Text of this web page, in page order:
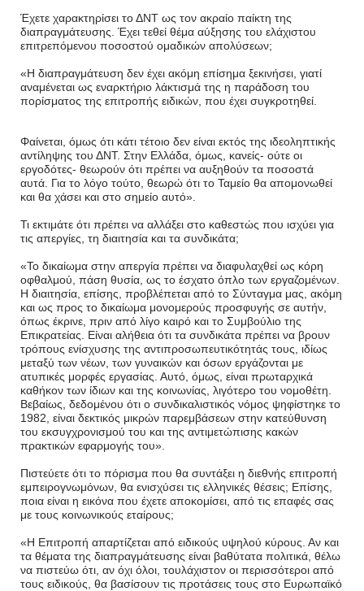
Έχετε χαρακτηρίσει το ΔΝΤ ως τον ακραίο παίκτη της
διαπραγμάτευσης. Έχει τεθεί θέμα αύξησης του ελάχιστου
επιτρεπόμενου ποσοστού ομαδικών απολύσεων;
«Η διαπραγμάτευση δεν έχει ακόμη επίσημα ξεκινήσει, γιατί
αναμένεται ως εναρκτήριο λάκτισμά της η παράδοση του
πορίσματος της επιτροπής ειδικών, που έχει συγκροτηθεί.
Φαίνεται, όμως ότι κάτι τέτοιο δεν είναι εκτός της ιδεοληπτικής
αντίληψης του ΔΝΤ. Στην Ελλάδα, όμως, κανείς- ούτε οι
εργοδότες- θεωρούν ότι πρέπει να αυξηθούν τα ποσοστά
αυτά. Για το λόγο τούτο, θεωρώ ότι το Ταμείο θα απομονωθεί
και θα χάσει και στο σημείο αυτό».
Τι εκτιμάτε ότι πρέπει να αλλάξει στο καθεστώς που ισχύει για
τις απεργίες, τη διαιτησία και τα συνδικάτα;
«Το δικαίωμα στην απεργία πρέπει να διαφυλαχθεί ως κόρη
οφθαλμού, πάση θυσία, ως το έσχατο όπλο των εργαζομένων.
Η διαιτησία, επίσης, προβλέπεται από το Σύνταγμα μας, ακόμη
και ως προς το δικαίωμα μονομερούς προσφυγής σε αυτήν,
όπως έκρινε, πριν από λίγο καιρό και το Συμβούλιο της
Επικρατείας. Είναι αλήθεια ότι τα συνδικάτα πρέπει να βρουν
τρόπους ενίσχυσης της αντιπροσωπευτικότητάς τους, ιδίως
μεταξύ των νέων, των γυναικών και όσων εργάζονται με
ατυπικές μορφές εργασίας. Αυτό, όμως, είναι πρωταρχικά
καθήκον των ίδιων και της κοινωνίας, λιγότερο του νομοθέτη.
Βεβαίως, δεδομένου ότι ο συνδικαλιστικός νόμος ψηφίστηκε το
1982, είναι δεκτικός μικρών παρεμβάσεων στην κατεύθυνση
του εκσυγχρονισμού του και της αντιμετώπισης κακών
πρακτικών εφαρμογής του».
Πιστεύετε ότι το πόρισμα που θα συντάξει η διεθνής επιτροπή
εμπειρογνωμόνων, θα ενισχύσει τις ελληνικές θέσεις; Επίσης,
ποια είναι η εικόνα που έχετε αποκομίσει, από τις επαφές σας
με τους κοινωνικούς εταίρους;
«Η Επιτροπή απαρτίζεται από ειδικούς υψηλού κύρους. Αν και
τα θέματα της διαπραγμάτευσης είναι βαθύτατα πολιτικά, θέλω
να πιστεύω ότι, αν όχι όλοι, τουλάχιστον οι περισσότεροι από
τους ειδικούς, θα βασίσουν τις προτάσεις τους στο Ευρωπαϊκό